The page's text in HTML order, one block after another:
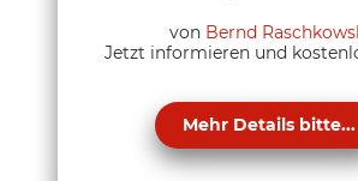
von Bernd
Jetzt informieren und
Mehr Details bitte...